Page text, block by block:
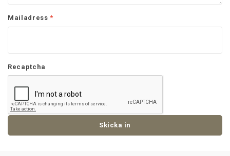
Mailadress*
Recaptcha